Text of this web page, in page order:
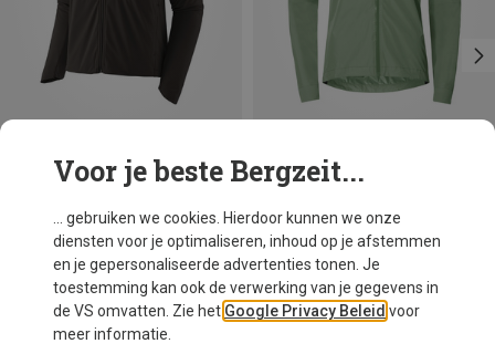
Je bespaart 36% Je bespaart 34%
Voor je beste Bergzeit...
... gebruiken we cookies. Hierdoor kunnen we onze
diensten voor je optimaliseren, inhoud op je afstemmen
en je gepersonaliseerde advertenties tonen. Je
toestemming kan ook de verwerking van je gegevens in
de VS omvatten. Zie het Google Privacy Beleid voor
meer informatie.